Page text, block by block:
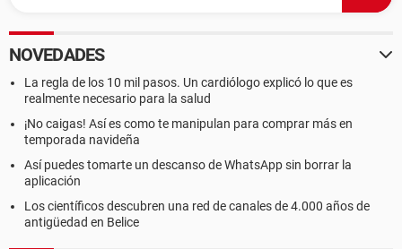
NOVEDADES
La regla de los 10 mil pasos. Un cardiólogo explicó lo que es
realmente necesario para la salud
¡No caigas! Así es como te manipulan para comprar más en
temporada navideña
Así puedes tomarte un descanso de WhatsApp sin borrar la
aplicación
Los científicos descubren una red de canales de 4.000 años de
antigüedad en Belice